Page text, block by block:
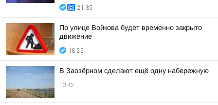
21:35
По улице Войкова будет временно закрыто
движение
18:25
В Заозёрном сделают ещё одну набережную
13:42